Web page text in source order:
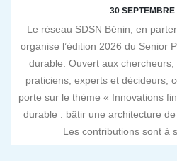
30 SEPTEMBRE
Le réseau SDSN Bénin, en
organise l’édition 2026 du Senior
durable. Ouvert aux
praticiens, experts et décideurs,
porte sur le thème « Innovations
durable : bâtir une architecture
Les contributions sont à